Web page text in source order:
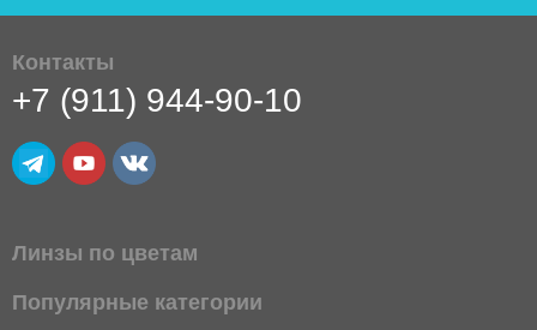
Контакты
+7 (911) 944-90-10
Линзы по цветам
Популярные категории